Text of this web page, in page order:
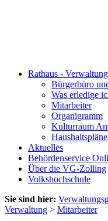
Rathaus - Verwaltung
Bürgerbüro
Was erledige
Mitarbeiter
Organigramm
Kulturraum
Haushaltspläne
Aktuelles
Behördenservice
Über die VG-Zolling
Volkshochschule
Sie sind hier:
Verwaltung > Mitarbeiter